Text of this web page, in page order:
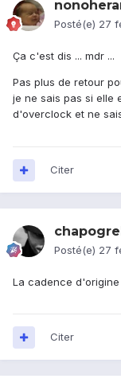
Posté(e) 27
Ça c'est dis ... mdr ...
Pas plus de retour
je ne sais pas si elle
d'overclock et ne
Citer
Posté(e) 27
La cadence d'origine
Citer